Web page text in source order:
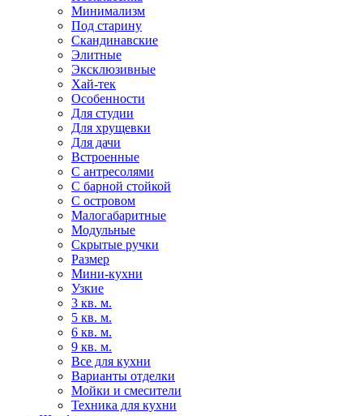
Минимализм
Под старину
Скандинавские
Элитные
Эксклюзивные
Хай-тек
Особенности
Для студии
Для хрущевки
Для дачи
Встроенные
С антресолями
С барной стойкой
С островом
Малогабаритные
Модульные
Скрытые ручки
Размер
Мини-кухни
Узкие
3 кв. м.
5 кв. м.
6 кв. м.
9 кв. м.
Все для кухни
Варианты отделки
Мойки и смесители
Техника для кухни